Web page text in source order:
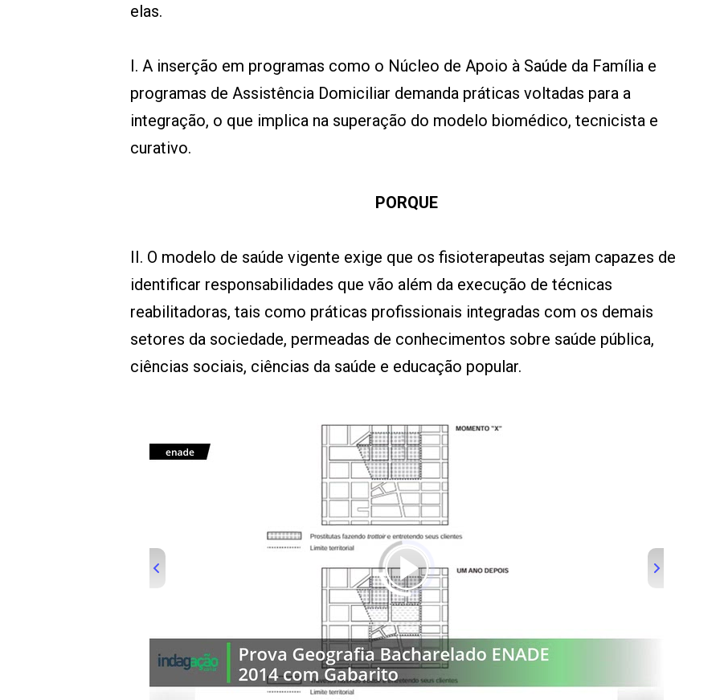
elas.
I. A inserção em programas como o Núcleo de Apoio à Saúde da Família e
programas de Assistência Domiciliar demanda práticas voltadas para a
integração, o que implica na superação do modelo biomédico, tecnicista e
curativo.
PORQUE
II. O modelo de saúde vigente exige que os fisioterapeutas sejam capazes de
identificar responsabilidades que vão além da execução de técnicas
reabilitadoras, tais como práticas profissionais integradas com os demais
setores da sociedade, permeadas de conhecimentos sobre saúde pública,
ciências sociais, ciências da saúde e educação popular.